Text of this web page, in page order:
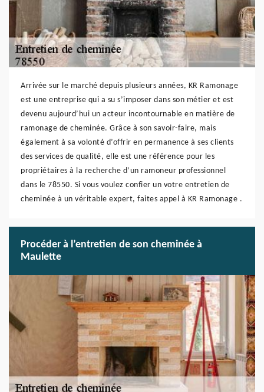
Arrivée sur le marché depuis plusieurs années, KR Ramonage
est une entreprise qui a su s’imposer dans son métier et est
devenu aujourd’hui un acteur incontournable en matière de
ramonage de cheminée. Grâce à son savoir-faire, mais
également à sa volonté d’offrir en permanence à ses clients
des services de qualité, elle est une référence pour les
propriétaires à la recherche d’un ramoneur professionnel
dans le 78550. Si vous voulez confier un votre entretien de
cheminée à un véritable expert, faites appel à KR Ramonage .
Procéder à l’entretien de son cheminée à
Maulette